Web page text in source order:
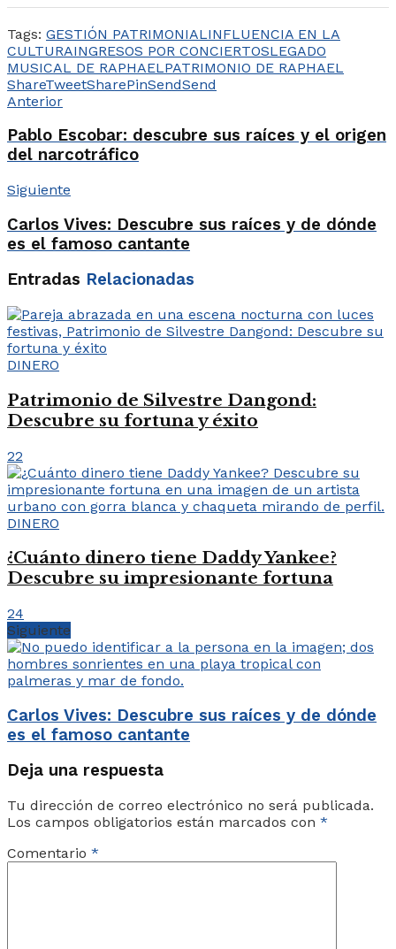
Tags: GESTIÓN PATRIMONIALINFLUENCIA EN LA
CULTURAINGRESOS POR CONCIERTOSLEGADO
MUSICAL DE RAPHAELPATRIMONIO DE RAPHAEL
ShareTweetSharePinSendSend
Anterior
Pablo Escobar: descubre sus raíces y el origen
del narcotráfico
Siguiente
Carlos Vives: Descubre sus raíces y de dónde
es el famoso cantante
Entradas Relacionadas
DINERO
Patrimonio de Silvestre Dangond:
Descubre su fortuna y éxito
22
DINERO
¿Cuánto dinero tiene Daddy Yankee?
Descubre su impresionante fortuna
24
Siguiente
Carlos Vives: Descubre sus raíces y de dónde
es el famoso cantante
Deja una respuesta
Tu dirección de correo electrónico no será publicada.
Los campos obligatorios están marcados con *
Comentario *